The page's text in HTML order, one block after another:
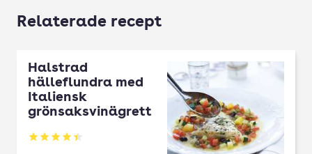
Relaterade recept
Halstrad
hälleflundra med
Italiensk
grönsaksvinägrett
Betyg: 4.4 av 5